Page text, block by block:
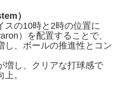
）
スの10時と2時の位置に
）を配置することで、
し、ボールの推進性とコン
増し、クリアな打球感で
。